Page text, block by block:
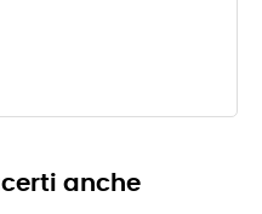
anche